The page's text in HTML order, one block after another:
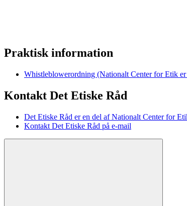
Praktisk information
Whistleblowerordning (Nationalt Center for Etik
Kontakt Det Etiske Råd
Det Etiske Råd er en del af Nationalt Center for
Kontakt Det Etiske Råd på e-mail